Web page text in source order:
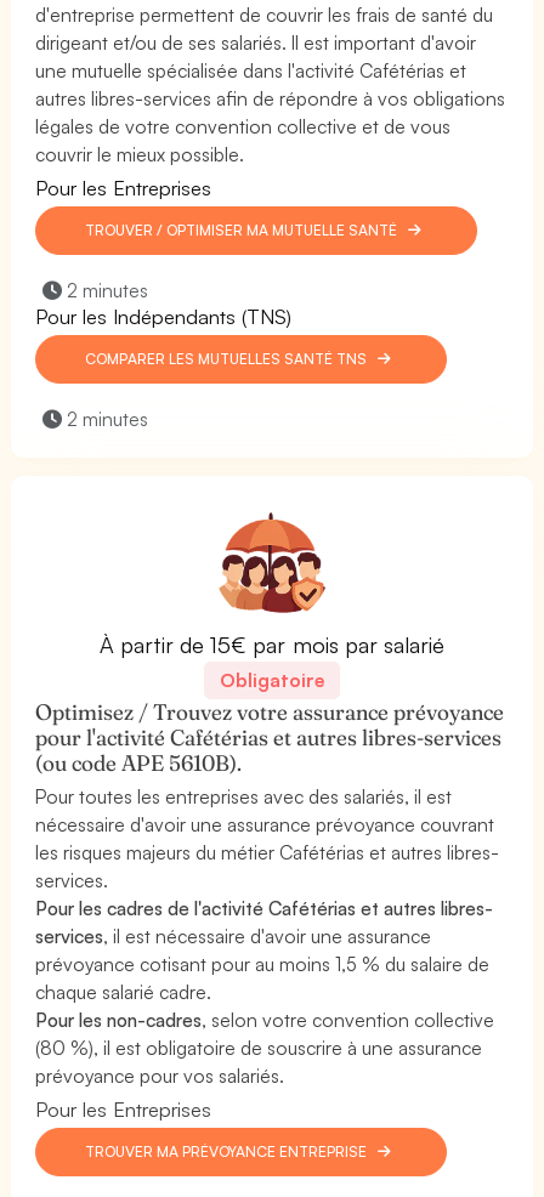
d'entreprise permettent de couvrir les frais de santé du
dirigeant et/ou de ses salariés. Il est important d'avoir
une mutuelle spécialisée dans l'activité Cafétérias et
autres libres-services afin de répondre à vos obligations
légales de votre convention collective et de vous
couvrir le mieux possible.
Pour les Entreprises
TROUVER / OPTIMISER MA MUTUELLE SANTÉ
2 minutes
Pour les Indépendants (TNS)
COMPARER LES MUTUELLES SANTÉ TNS
2 minutes
À partir de 15€ par mois par salarié
Obligatoire
Optimisez / Trouvez votre assurance prévoyance
pour l'activité Cafétérias et autres libres-services
(ou code APE 5610B).
Pour toutes les entreprises avec des salariés, il est
nécessaire d'avoir une assurance prévoyance couvrant
les risques majeurs du métier Cafétérias et autres libres-
services.
Pour les cadres de l'activité Cafétérias et autres libres-
services, il est nécessaire d'avoir une assurance
prévoyance cotisant pour au moins 1,5 % du salaire de
chaque salarié cadre.
Pour les non-cadres, selon votre convention collective
(80 %), il est obligatoire de souscrire à une assurance
prévoyance pour vos salariés.
Pour les Entreprises
TROUVER MA PRÉVOYANCE ENTREPRISE